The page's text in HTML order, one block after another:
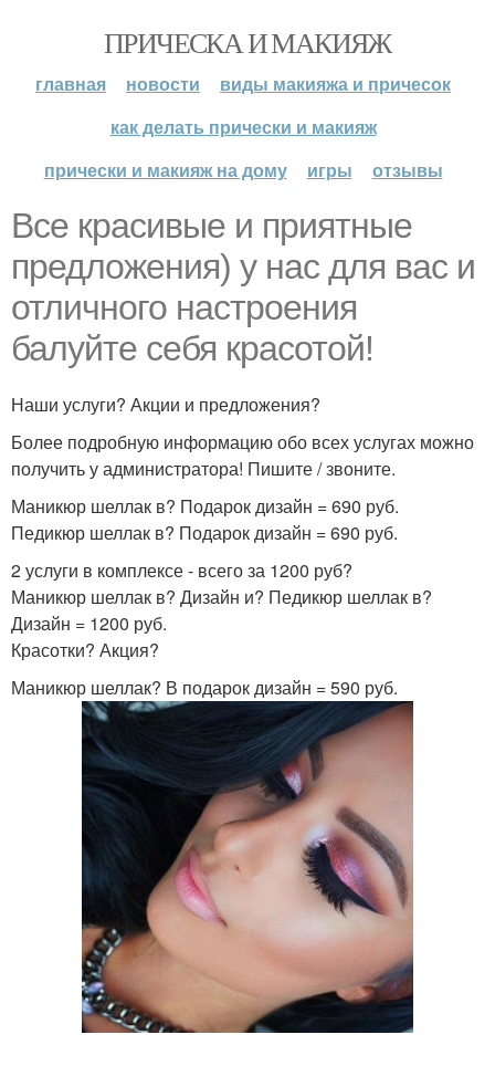
ПРИЧЕСКА И МАКИЯЖ
главная новости
виды макияжа и причесок
как делать прически и макияж
прически и макияж на дому
игры отзывы
Все красивые и приятные
предложения) у нас для вас и
отличного настроения
балуйте себя красотой!
Наши услуги? Акции и предложения?
Более подробную информацию обо всех услугах можно
получить у администратора! Пишите / звоните.
Маникюр шеллак в? Подарок дизайн = 690 руб.
Педикюр шеллак в? Подарок дизайн = 690 руб.
2 услуги в комплексе - всего за 1200 руб?
Маникюр шеллак в? Дизайн и? Педикюр шеллак в?
Дизайн = 1200 руб.
Красотки? Акция?
Маникюр шеллак? В подарок дизайн = 590 руб.